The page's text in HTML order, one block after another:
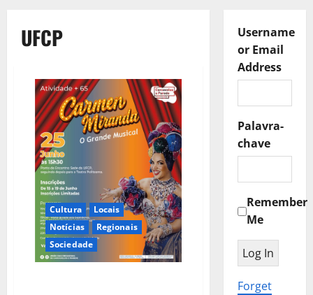
UFCP
Cultura
Locais
Notícias
Regionais
Sociedade
Username
or Email
Address
Palavra-
chave
Remember
Me
Forget